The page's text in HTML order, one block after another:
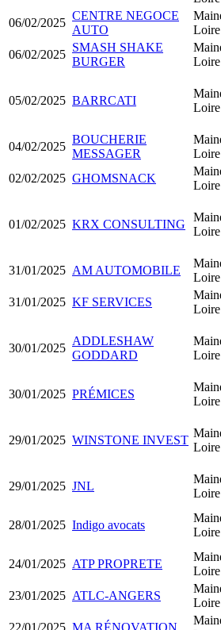
06/02/2025
CENTRE NEGOCE
AUTO
06/02/2025
SMASH SHAKE
BURGER
05/02/2025 BARRCATI
04/02/2025
BOUCHERIE
MESSAGER
02/02/2025 GHOMSNACK
01/02/2025 KRX CONSULTING
31/01/2025 AM AUTOMOBILE
31/01/2025 KF SERVICES
30/01/2025
ADDLESHAW
GODDARD
30/01/2025 PRÉMICES
29/01/2025 WINSTONE INVEST
29/01/2025 JNL
28/01/2025 Indigo avocats
24/01/2025 ATP PROPRETE
23/01/2025 ATLC-ANGERS
22/01/2025 MA RÉNOVATION